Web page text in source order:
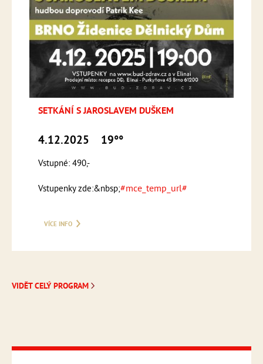
SETKÁNÍ S JAROSLAVEM DUŠKEM
4.12.2025 19°°
Vstupné: 490,-
Vstupenky zde:&nbsp;#mce_temp_url#
VÍCE INFO
VIDĚT CELÝ PROGRAM